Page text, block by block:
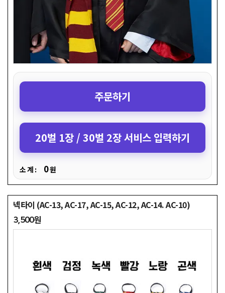
주문하기
20벌 1장 / 30벌 2장 서비스 입력하기
소 계 : 0원
넥타이 (AC-13, AC-17, AC-15, AC-12, AC-14. AC-10)
3,500원